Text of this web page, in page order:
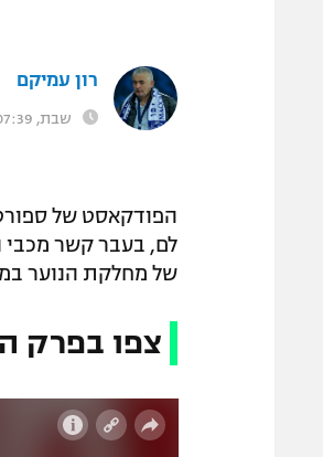
רון עמיקם
שבת, 07:39, 20.12.25
הפודקאסט של
לם, בעבר קשר מכבי
של מחלקת הנוער
צפו בפרק ה-36 של "מחצית